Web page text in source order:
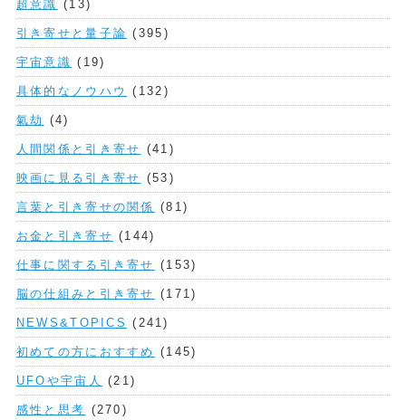
超意識 (13)
引き寄せと量子論 (395)
宇宙意識 (19)
具体的なノウハウ (132)
氣劫 (4)
人間関係と引き寄せ (41)
映画に見る引き寄せ (53)
言葉と引き寄せの関係 (81)
お金と引き寄せ (144)
仕事に関する引き寄せ (153)
脳の仕組みと引き寄せ (171)
NEWS&TOPICS (241)
初めての方におすすめ (145)
UFOや宇宙人 (21)
感性と思考 (270)